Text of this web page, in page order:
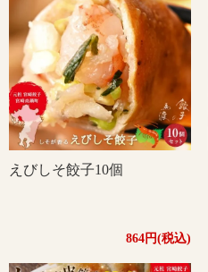
えびしそ餃子10個
864円(税込)